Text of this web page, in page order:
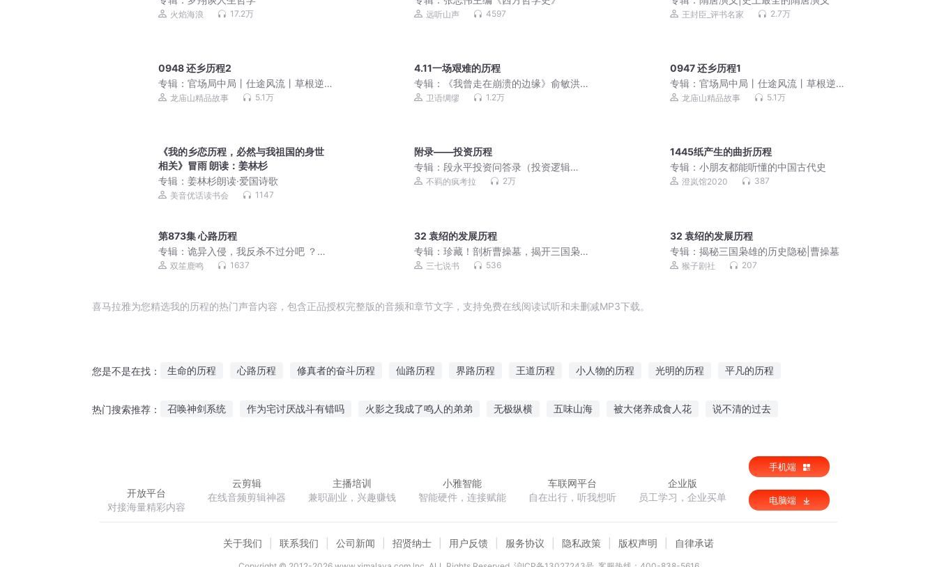
火焰海浪 17.2万 远听山声 4597 王封臣_评书名家 2.7万
0948 还乡历程2
专辑： 官场局中局丨仕途风流丨草根逆
袭丨青云直上丨多人剧
龙庙山精品故事 5.1万
4.11一场艰难的历程
专辑：
《我曾走在崩溃的边缘》俞敏洪
著 卫语绸缪 1.2万
0947 还乡历程1
专辑：官场局中局丨仕途风流丨草根逆
袭丨青云直上丨多人剧
龙庙山精品故事 5.1万
《我的乡恋历程，必然与我祖国的身世
相关》冒雨 朗读：姜林杉
专辑： 姜林杉朗读·爱国诗歌
美音优话读书会 1147
附录——投资历程
专辑：段永平投资问答录（投资逻辑
篇）不羁的疯考拉 2万
1445纸产生的曲折历程
专辑：小朋友都能听懂的中国古代史
澄岚馆2020 387
第873集 心路历程
专辑： 诡异入侵，我反杀不过分吧 ？悬
疑 |热血励志 |战斗冒险 |伪科幻|升级流
双笙鹿鸣 1637
32 袁绍的发展历程
专辑：珍藏！剖析曹操墓，揭开三国枭
雄隐秘往事
三七说书 536
32 袁绍的发展历程
专辑：揭秘三国枭雄的历史隐秘|曹操墓
猴子剧社 207
喜马拉雅为您精选我的历程的热门声音内容，包含正品授权完整版的音频和章节文字，支持免费在线阅读试听和未删减MP3下载。
您是不是在找： 生命的历程 心路历程 修真者的奋斗历程 仙路历程 界路历程 王道历程 小人物的历程 光明的历程 平凡的历程
热门搜索推荐： 召唤神剑系统 作为宅讨厌战斗有错吗 火影之我成了鸣人的弟弟 无极纵横 五味山海 被大佬养成食人花 说不清的过去
开放平台
对接海量精彩内容
云剪辑
在线音频剪辑神器
主播培训
兼职副业，兴趣赚钱
小雅智能
智能硬件，连接赋能
车联网平台
自在出行，听我想听
企业版
员工学习，企业买单
手机端
电脑端
关于我们 联系我们 公司新闻 招贤纳士 用户反馈 服务协议 隐私政策 版权声明 自律承诺